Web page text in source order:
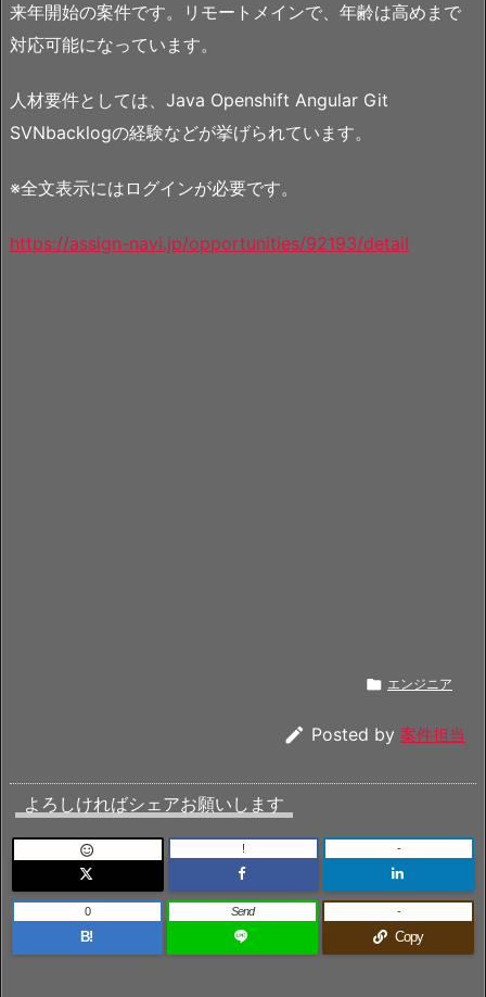
来年開始の案件です。リモートメインで、年齢は高めまで
対応可能になっています。
人材要件としては、Java Openshift Angular Git
SVNbacklogの経験などが挙げられています。
※全文表示にはログインが必要です。
https://assign-navi.jp/opportunities/92193/detail
 エンジニア
 Posted by 案件担当
よろしければシェアお願いします
 ! -
B!
0 Send
Copy
-